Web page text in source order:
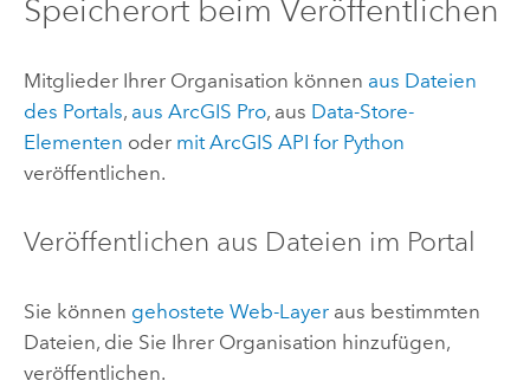
Speicherort beim Veröffentlichen
Mitglieder Ihrer Organisation können aus Dateien
des Portals, aus ArcGIS Pro, aus Data-Store-
Elementen oder mitArcGIS API for Python
veröffentlichen.
Veröffentlichen aus Dateien im Portal
Sie können gehostete Web-Layeraus bestimmten
Dateien, die Sie Ihrer Organisation hinzufügen,
veröffentlichen.